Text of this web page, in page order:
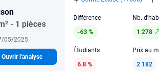
- 1 pièces
05/2025
Ouvrir l'analyse
Différence
-63 %
Nb.
1 278
Étudiants
6.8 %
Prix au
2 182